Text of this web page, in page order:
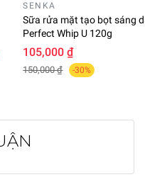
SENKA
Sữa rửa mặt tạo bọt sáng
Perfect Whip U 120g
105,000 ₫
150,000 ₫ -30%